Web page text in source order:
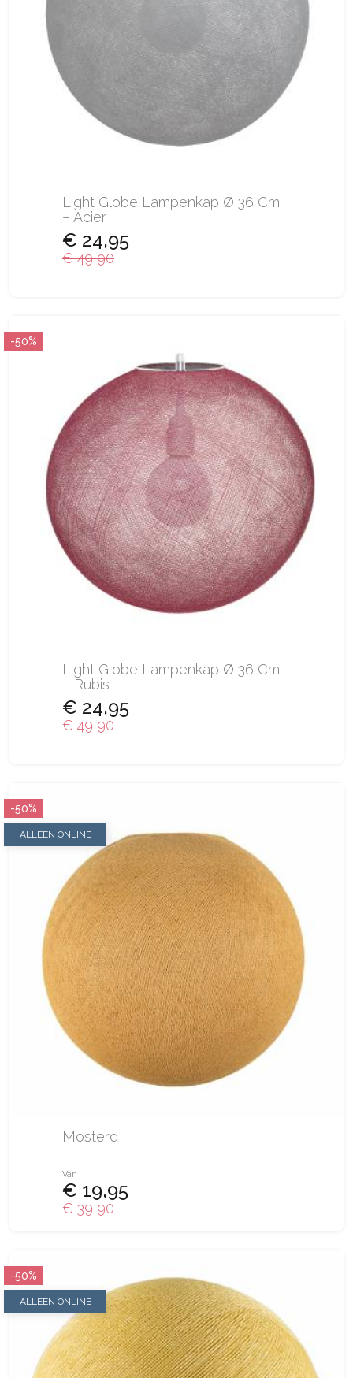
Light Globe Lampenkap Ø 36 Cm
– Acier
€ 24,95
€ 49,90
-50%
Light Globe Lampenkap Ø 36 Cm
– Rubis
€ 24,95
€ 49,90
ALLEEN ONLINE
-50%
Mosterd
Van
€ 19,95
€ 39,90
ALLEEN ONLINE
-50%